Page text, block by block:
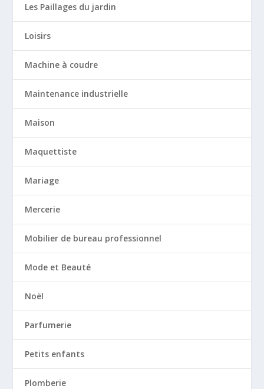
Les Paillages du jardin
Loisirs
Machine à coudre
Maintenance industrielle
Maison
Maquettiste
Mariage
Mercerie
Mobilier de bureau professionnel
Mode et Beauté
Noël
Parfumerie
Petits enfants
Plomberie